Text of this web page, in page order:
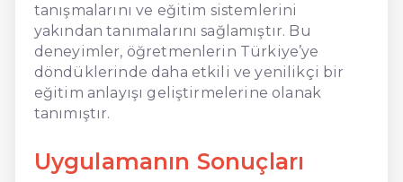
tanışmalarını ve eğitim sistemlerini
yakından tanımalarını sağlamıştır. Bu
deneyimler, öğretmenlerin Türkiye’ye
döndüklerinde daha etkili ve yenilikçi bir
eğitim anlayışı geliştirmelerine olanak
tanımıştır.
Uygulamanın Sonuçları